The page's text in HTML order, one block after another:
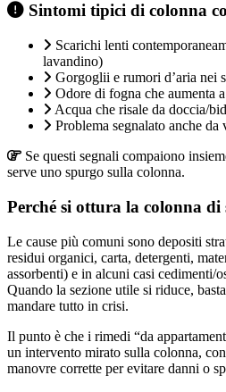
Sintomi tipici di colonna
Scarichi lenti
lavandino)
Gorgoglii e rumori d’aria nei
Odore di fogna che aumenta
Acqua che risale da doccia/
Problema segnalato anche
Se questi segnali compaiono
serve uno spurgo sulla colonna.
Perché si ottura la colonna di
Le cause più comuni sono depositi
residui organici, carta, detergenti,
assorbenti) e in alcuni casi cedimenti/
Quando la sezione utile si riduce,
mandare tutto in crisi.
Il punto è che i rimedi “da
un intervento mirato sulla colonna,
manovre corrette per evitare danni o